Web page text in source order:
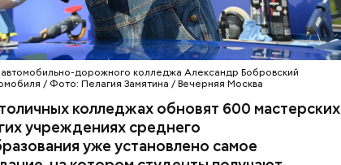
дорожного колледжа Александр Бобровский
/ Фото: Пелагия Замятина / Вечерняя Москва
колледжах обновят 600 мастерских
учреждениях среднего
уже установлено самое
колледжей, в том числе — построить семь
более 60 тысяч студентов.
ученица 10 «Г» класса Мария
изучила кинопроизводственную
«Арканар». Это декорации, построенные
братьев Стругацких «Трудно быть
6,5 га представляет собой
специалистами максимально
кинопарка «Москино» Мария не
свою жизнь с этой сферой. Но теперь
стало вызывать ее живой интерес.